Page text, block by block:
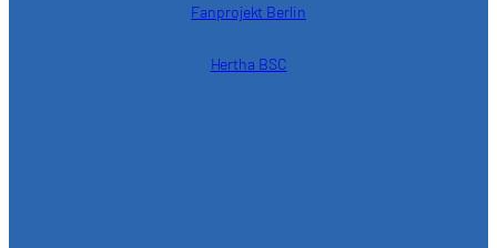
Fanprojekt Berlin
Hertha BSC